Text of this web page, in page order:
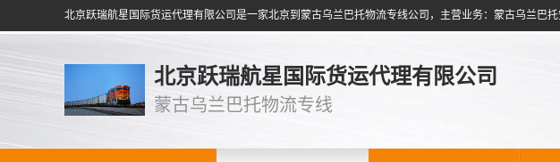
北京跃瑞航星国际货运代理有限公司
蒙古乌兰巴托物流专线